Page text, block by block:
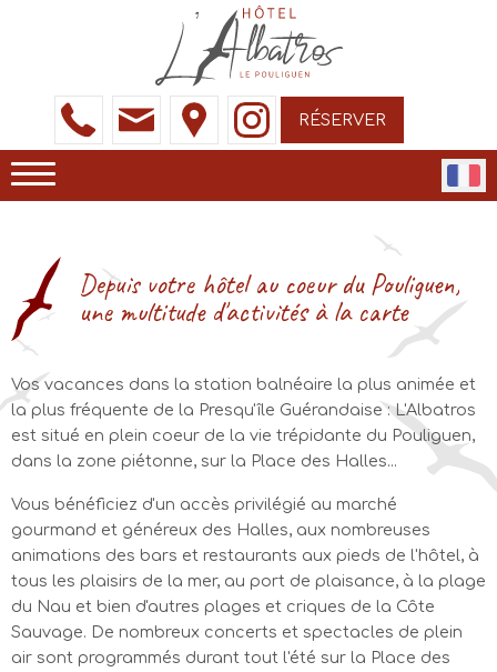
RÉSERVER
Depuis votre hôtel au coeur du Pouliguen,
une multitude d'activités à la carte
Vos vacances dans la station balnéaire la plus animée et
la plus fréquente de la Presqu'île Guérandaise : L'Albatros
est situé en plein coeur de la vie trépidante du Pouliguen,
dans la zone piétonne, sur la Place des Halles...
Vous bénéficiez d'un accès privilégié au marché
gourmand et généreux des Halles, aux nombreuses
animations des bars et restaurants aux pieds de l'hôtel, à
tous les plaisirs de la mer, au port de plaisance, à la plage
du Nau et bien d'autres plages et criques de la Côte
Sauvage. De nombreux concerts et spectacles de plein
air sont programmés durant tout l'été sur la Place des